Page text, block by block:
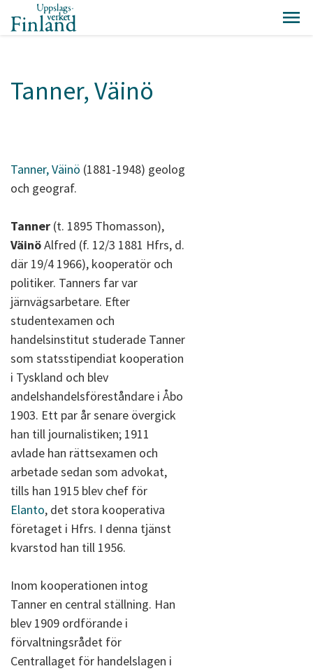
Tanner, Väinö
Tanner, Väinö (1881-1948) geolog
och geograf.
Tanner (t. 1895 Thomasson),
VäinöAlfred (f. 12/3 1881 Hfrs, d.
där 19/4 1966), kooperatör och
politiker. Tanners far var
järnvägsarbetare. Efter
studentexamen och
handelsinstitut studerade Tanner
som statsstipendiat kooperation
i Tyskland och blev
andelshandelsföreståndare i Åbo
1903. Ett par år senare övergick
han till journalistiken; 1911
avlade han rättsexamen och
arbetade sedan som advokat,
tills han 1915 blev chef för
Elanto, det stora kooperativa
företaget i Hfrs. I denna tjänst
kvarstod han till 1956.
Inom kooperationen intog
Tanner en central ställning. Han
blev 1909 ordförande i
förvaltningsrådet för
Centrallaget för handelslagen i